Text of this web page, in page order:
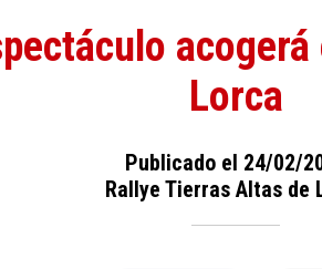
Lorca
Publicado el 24/02/
Rallye Tierras Altas de